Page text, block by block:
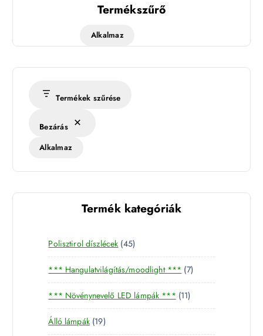
Termékszűrő
Alkalmaz
Termékek szűrése
Bezárás
Alkalmaz
Termék kategóriák
Polisztirol díszlécek 454
5
t
e
r
m
*** Hangulatvilágítás/moodlight *** 77
t
r
*** Növénynevelő LED lámpák *** 111
1
Álló lámpák 191